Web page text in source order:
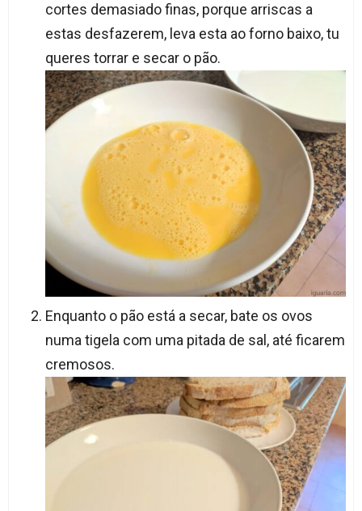
cortes demasiado finas, porque arriscas a
estas desfazerem, leva esta ao forno baixo, tu
queres torrar e secar o pão.
Enquanto o pão está a secar, bate os ovos
numa tigela com uma pitada de sal, até ficarem
cremosos.